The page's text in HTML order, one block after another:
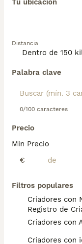
Tu ubicación
Distancia
Palabra clave
0/100 caracteres
Precio
Min Precio
€
Filtros populares
Criadores con
Registro de
Criadores con
Criadores con